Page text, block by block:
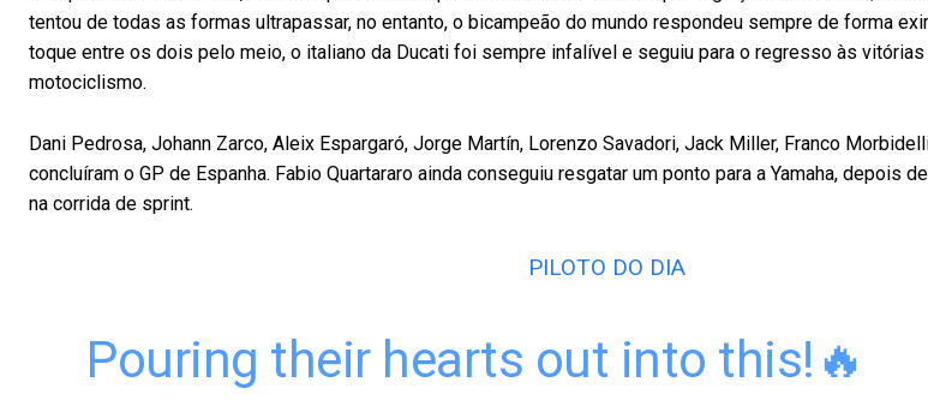
tentou de todas as formas ultrapassar, no entanto, o bicampeão do mundo respondeu sempre de forma
toque entre os dois pelo meio, o italiano da Ducati foi sempre infalível e seguiu para o regresso às vitórias
motociclismo.
Dani Pedrosa, Johann Zarco, Aleix Espargaró, Jorge Martín, Lorenzo Savadori, Jack Miller, Franco
concluíram o GP de Espanha. Fabio Quartararo ainda conseguiu resgatar um ponto para a Yamaha, depois
na corrida de sprint.
PILOTO DO DIA
Pouring their hearts out into this!🔥